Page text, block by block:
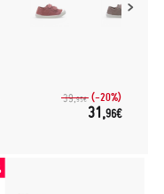
39,95€ (-20%)
31,96€